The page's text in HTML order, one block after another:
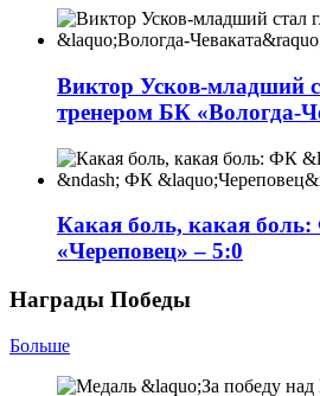
Виктор Усков-младший
тренером БК «Вологда-
Какая боль, какая
«Череповец» – 5:0
Награды Победы
Больше